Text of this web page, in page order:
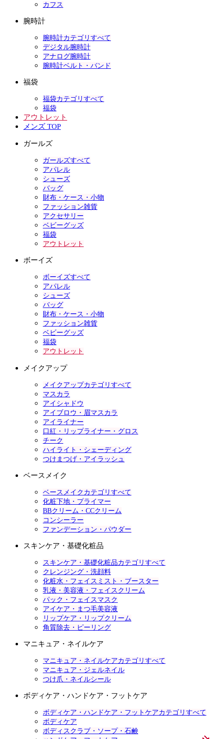
カフス
腕時計
腕時計カテゴリすべて
デジタル腕時計
アナログ腕時計
腕時計ベルト・バンド
福袋
福袋カテゴリすべて
福袋
アウトレット
メンズ TOP
ガールズ
ガールズすべて
アパレル
シューズ
バッグ
財布・ケース・小物
ファッション雑貨
アクセサリー
ベビーグッズ
福袋
アウトレット
ボーイズ
ボーイズすべて
アパレル
シューズ
バッグ
財布・ケース・小物
ファッション雑貨
ベビーグッズ
福袋
アウトレット
メイクアップ
メイクアップカテゴリすべて
マスカラ
アイシャドウ
アイブロウ・眉マスカラ
アイライナー
口紅・リップライナー・グロス
チーク
ハイライト・シェーディング
つけまつげ・アイラッシュ
ベースメイク
ベースメイクカテゴリすべて
化粧下地・プライマー
BBクリーム・CCクリーム
コンシーラー
ファンデーション・パウダー
スキンケア・基礎化粧品
スキンケア・基礎化粧品カテゴリすべて
クレンジング・洗顔料
化粧水・フェイスミスト・ブースター
乳液・美容液・フェイスクリーム
パック・フェイスマスク
アイケア・まつ毛美容液
リップケア・リップクリーム
角質除去・ピーリング
マニキュア・ネイルケア
マニキュア・ネイルケアカテゴリすべて
マニキュア・ジェルネイル
つけ爪・ネイルシール
ボディケア・ハンドケア・フットケア
ボディケア・ハンドケア・フットケアカテゴリすべて
ボディケア
ボディスクラブ・ソープ・石鹸